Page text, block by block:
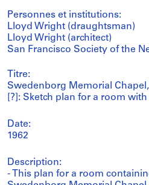
Personnes et institutions:
Lloyd Wright (draughtsman)
Lloyd Wright (architect)
San Francisco Society of the
Titre:
Swedenborg Memorial
[?]: Sketch plan for a room
Date:
1962
Description:
- This plan for a room